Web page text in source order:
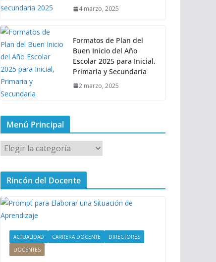
4 marzo, 2025
Formatos de Plan del
Buen Inicio del Año
Escolar 2025 para Inicial,
Primaria y Secundaria
2 marzo, 2025
Menú Principal
M
e
n
P
i
Rincón del Docente
ACTUALIDAD CARRERA DOCENTE
DIRECTORES
DOCENTES